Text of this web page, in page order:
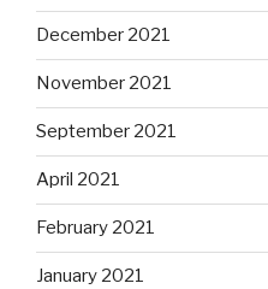
December 2021
November 2021
September 2021
April 2021
February 2021
January 2021